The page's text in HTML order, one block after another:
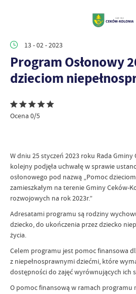
13 - 02 - 2023
Program Osłonowy
dzieciom
Ocena 0/5
W dniu 25 styczeń 2023 roku Rada
kolejny podjęła uchwałę w sprawie
osłonowego pod nazwą „Pomoc
zamieszkałym na terenie Gminy Ceków-
rozwojowych na rok 2023r.”
Adresatami programu są rodziny
dziecko, do ukończenia przez dziecko
życia.
Celem programu jest pomoc finansowa
z niepełnosprawnymi dziećmi, które
dostępności do zajęć wyrównujących ich
O pomoc finansową w ramach programu